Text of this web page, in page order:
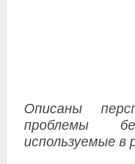
Описаны
проблемы
используемые в